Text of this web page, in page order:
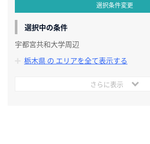
選択条件変更
選択中の条件
宇都宮共和大学周辺
栃木県 の エリアを全て表示する
さらに表示